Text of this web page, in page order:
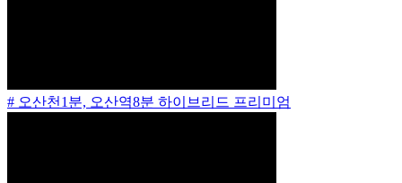
# 오산천1분, 오산역8분 하이브리드 프리미엄